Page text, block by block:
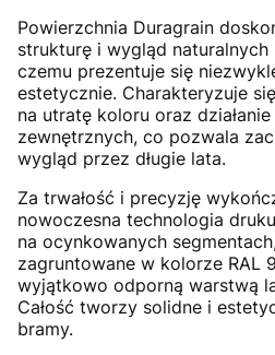
Powierzchnia Duragrain
strukturę i wygląd naturalnych
czemu prezentuje się
estetycznie. Charakteryzuje
na utratę koloru oraz
zewnętrznych, co pozwala
wygląd przez długie lata.
Za trwałość i precyzję
nowoczesna technologia
na ocynkowanych
zagruntowane w kolorze RAL
wyjątkowo odporną warstwą
Całość tworzy solidne i
bramy.